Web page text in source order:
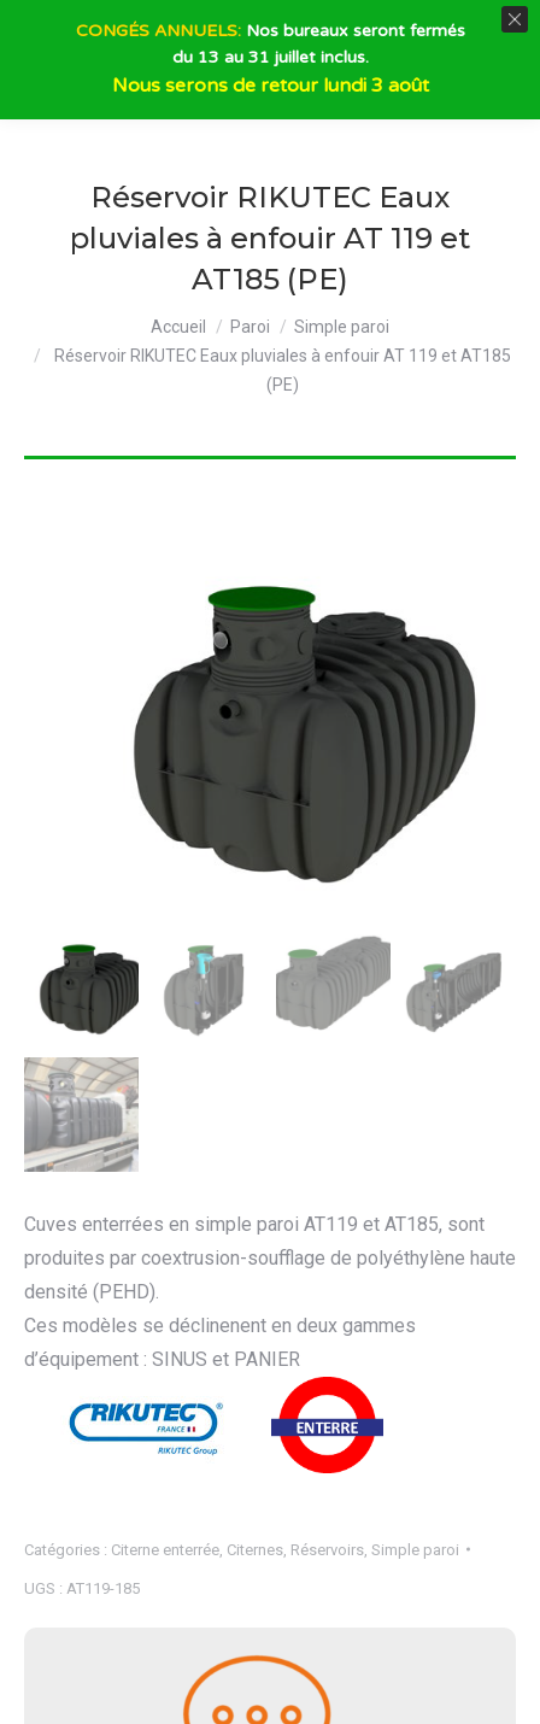
Réservoir RIKUTEC Eaux
pluviales à enfouir AT 119 et
AT185 (PE)
Accueil Paroi
Simple paroi
Réservoir RIKUTEC Eaux pluviales à enfouir AT 119 et AT185
(PE)
Cuves enterrées en simple paroi AT119 et AT185, sont
produites par coextrusion-soufflage de polyéthylène haute
densité (PEHD).
Ces modèles se déclinenent en deux gammes
d’équipement : SINUS et PANIER
Catégories : Citerne enterrée Citernes Réservoirs Simple paroi
UGS : AT119-185
CONGÉS ANNUELS:Nos bureaux seront fermés
du 13 au 31 juillet inclus.
Nous serons de retour lundi 3 août